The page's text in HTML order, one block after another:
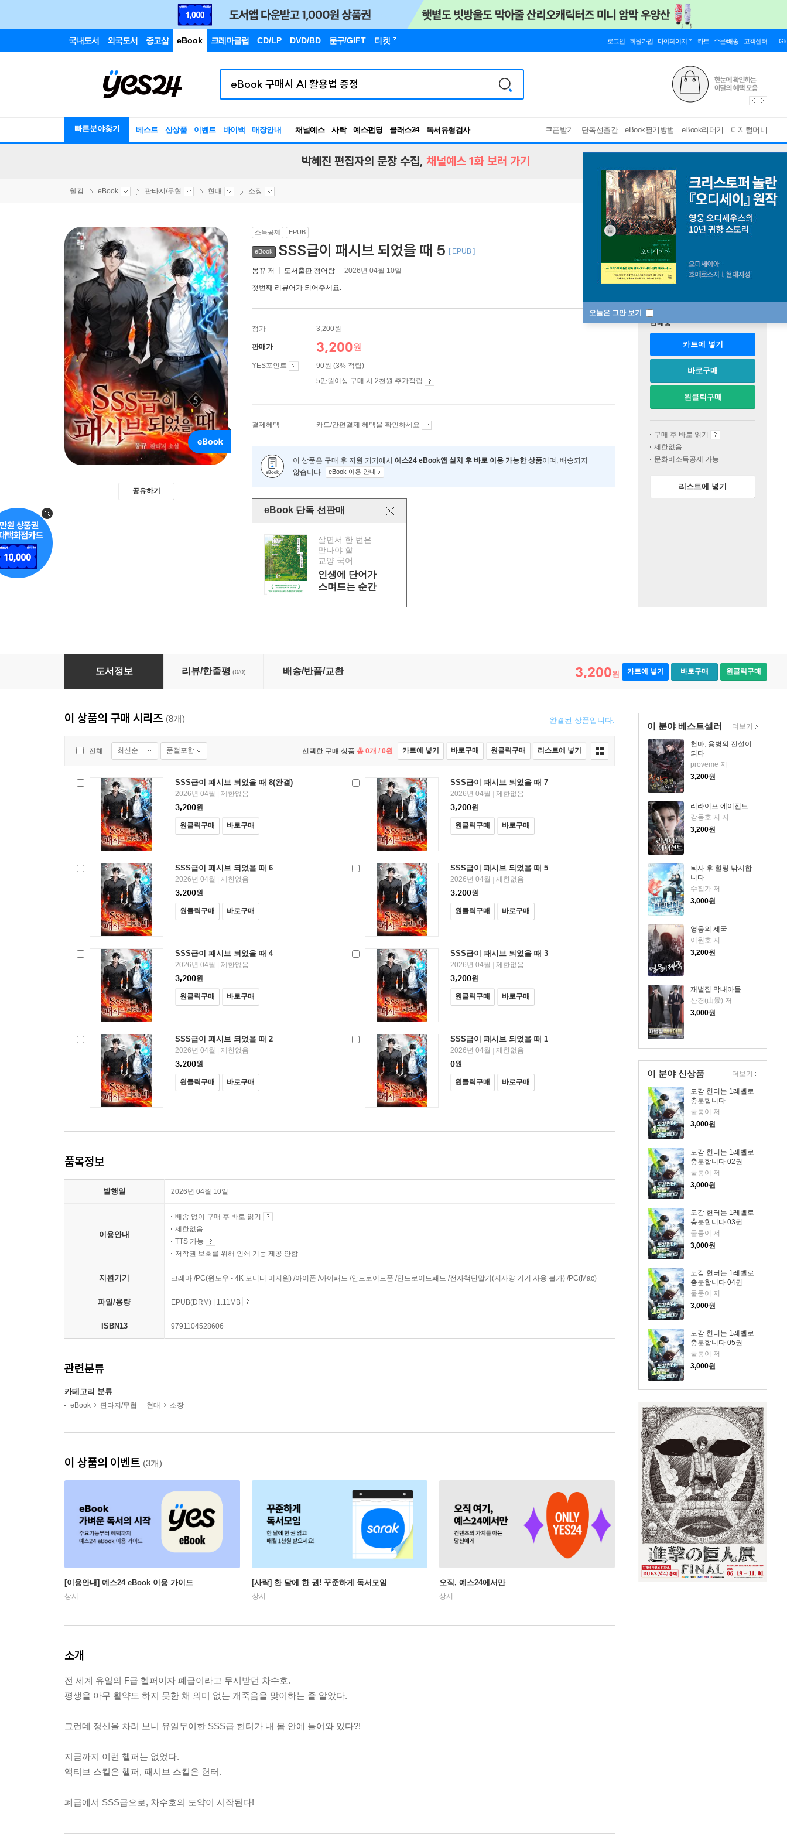
국내도서 외국도서 중고샵 eBook 크레마클럽 CD/LP DVD/BD 문구/GIFT 티켓 로그인 회원가입 마이페이지 카트 주문/배송 고객센터
빠른분야찾기 베스트 신상품 이벤트 바이백 매장안내 채널예스 사락 예스펀딩 클래스24
독서유형검사
RBTI Lab
쿠폰받기 단독선출간 eBook필기방법 eBook리더기 디지털머니
오늘은 그만 보기
박혜진 편집자의 문장 수집, 채널예스 1화 보러 가기
웰컴 eBook 판타지/무협 현대 소장
공유하기
소득공제 EPUB
eBook SSS급이 패시브 되었을 때 5 [ EPUB ]
몽뀨 저 도서출판 청어람 2026년 04월 10일
첫번째 리뷰어가 되어주세요.
정가 3,200원
판매가 3,200원
YES포인트
90원 (3% 적립)
5만원이상 구매 시 2천원 추가적립
결제혜택 카드/간편결제 혜택을 확인하세요
이 상품은 구매 후 지원 기기에서 예스24 eBook앱 설치 후 바로 이용 가능한 상품이며, 배송되지
않습니다.
eBook 이용 안내
eBook 단독 선판매
살면서 한 번은
만나야 할
교양 국어
인생에 단어가
스며드는 순간
판매중
카트에 넣기
바로구매
원클릭구매
구매 후 바로 읽기
제한없음
문화비소득공제 가능
리스트에 넣기
SSS급이 패시브 되었을 때 5
도서정보 리뷰/한줄평 (0/0) 배송/반품/교환 3,200원 카트에 넣기 바로구매 원클릭구매
이 분야 베스트셀러
천마, 용병의 전설이
되다
proveme 저
3,200원
리라이프 에이전트
강동호 저 저
3,200원
퇴사 후 힐링 낚시합
니다
수집가 저
3,000원
영웅의 제국
이원호 저
3,200원
재벌집 막내아들
산경(山景) 저
3,000원
더보기
이 분야 신상품
도감 헌터는 1레벨로
충분합니다
둘룽이 저
3,000원
도감 헌터는 1레벨로
충분합니다 02권
둘룽이 저
3,000원
도감 헌터는 1레벨로
충분합니다 03권
둘룽이 저
3,000원
도감 헌터는 1레벨로
충분합니다 04권
둘룽이 저
3,000원
도감 헌터는 1레벨로
충분합니다 05권
둘룽이 저
3,000원
더보기
이 상품의 구매 시리즈 (8개) 완결된 상품입니다.
전체 최신순 품절포함 선택한 구매 상품 총 0개 / 0원 카트에 넣기 바로구매 원클릭구매 리스트에 넣기
SSS급이 패시브 되었을 때 8(완결)
2026년 04월 | 제한없음
3,200원
원클릭구매 바로구매
SSS급이 패시브 되었을 때 7
2026년 04월 | 제한없음
3,200원
원클릭구매 바로구매
SSS급이 패시브 되었을 때 6
2026년 04월 | 제한없음
3,200원
원클릭구매 바로구매
SSS급이 패시브 되었을 때 5
2026년 04월 | 제한없음
3,200원
원클릭구매 바로구매
SSS급이 패시브 되었을 때 4
2026년 04월 | 제한없음
3,200원
원클릭구매 바로구매
SSS급이 패시브 되었을 때 3
2026년 04월 | 제한없음
3,200원
원클릭구매 바로구매
SSS급이 패시브 되었을 때 2
2026년 04월 | 제한없음
3,200원
원클릭구매 바로구매
SSS급이 패시브 되었을 때 1
2026년 04월 | 제한없음
0원
원클릭구매 바로구매
품목정보
발행일 2026년 04월 10일
이용안내
배송 없이 구매 후 바로 읽기
제한없음
TTS 가능
저작권 보호를 위해 인쇄 기능 제공 안함
지원기기 크레마 /PC(윈도우 - 4K 모니터 미지원) /아이폰 /아이패드 /안드로이드폰 /안드로이드패드 /전자책단말기(저사양 기기 사용 불가) /PC(Mac)
파일/용량 EPUB(DRM) | 1.11MB
ISBN13 9791104528606
관련분류
카테고리 분류
eBook 판타지/무협 현대 소장
이 상품의 이벤트 (3개)
[이용안내] 예스24 eBook 이용 가이드
상시
[사락] 한 달에 한 권! 꾸준하게 독서모임
상시
오직, 예스24에서만
상시
소개
전 세계 유일의 F급 헬퍼이자 폐급이라고 무시받던 차수호.
평생을 아무 활약도 하지 못한 채 의미 없는 개죽음을 맞이하는 줄 알았다.
그런데 정신을 차려 보니 유일무이한 SSS급 헌터가 내 몸 안에 들어와 있다?!
지금까지 이런 헬퍼는 없었다.
액티브 스킬은 헬퍼, 패시브 스킬은 헌터.
폐급에서 SSS급으로, 차수호의 도약이 시작된다!